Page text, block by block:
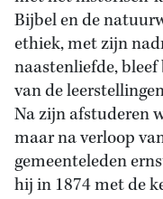
Bijbel en de
ethiek, met zijn
naastenliefde,
van de
Na zijn afstuderen
maar na verloop
gemeenteleden
hij in 1874 met de